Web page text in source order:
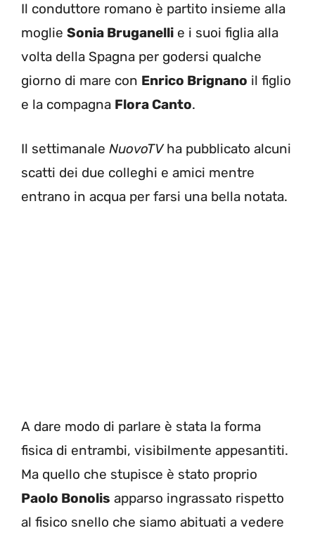
Il conduttore romano è partito insieme alla
moglie Sonia Bruganelli e i suoi figlia alla
volta della Spagna per godersi qualche
giorno di mare con Enrico Brignano il figlio
e la compagna Flora Canto.
Il settimanale NuovoTVha pubblicato alcuni
scatti dei due colleghi e amici mentre
entrano in acqua per farsi una bella notata.
A dare modo di parlare è stata la forma
fisica di entrambi, visibilmente appesantiti.
Ma quello che stupisce è stato proprio
Paolo Bonolis apparso ingrassato rispetto
al fisico snello che siamo abituati a vedere